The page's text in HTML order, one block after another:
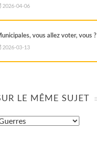
2026-04-06
vous allez voter, vous ?
2026-03-13
LE MÊME SUJET